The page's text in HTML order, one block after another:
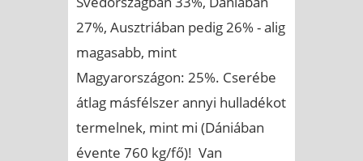
27%, Ausztriában pedig 26% - alig
magasabb, mint
Magyarországon: 25%. Cserébe
átlag másfélszer annyi hulladékot
termelnek, mint mi (Dániában
évente 760 kg/fő)! Van